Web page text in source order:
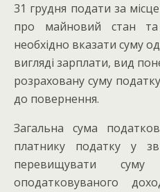
31 грудня подати за
про майновий стан та
необхідно вказати суму
вигляді зарплати, вид
розраховану суму
до повернення.
Загальна сума
платнику податку у
перевищувати суму
оподатковуваного